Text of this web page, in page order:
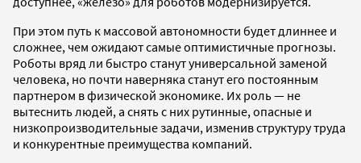
При этом путь к массовой автономности будет длиннее и
сложнее, чем ожидают самые оптимистичные прогнозы.
Роботы вряд ли быстро станут универсальной заменой
человека, но почти наверняка станут его постоянным
партнером в физической экономике. Их роль — не
вытеснить людей, а снять с них рутинные, опасные и
низкопроизводительные задачи, изменив структуру труда
и конкурентные преимущества компаний.